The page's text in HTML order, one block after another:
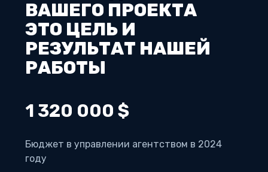
ВАШЕГО ПРОЕКТА
ЭТО ЦЕЛЬ И
РЕЗУЛЬТАТ НАШЕЙ
РАБОТЫ
1 320 000 $
Бюджет в управлении агентством в 2024
году